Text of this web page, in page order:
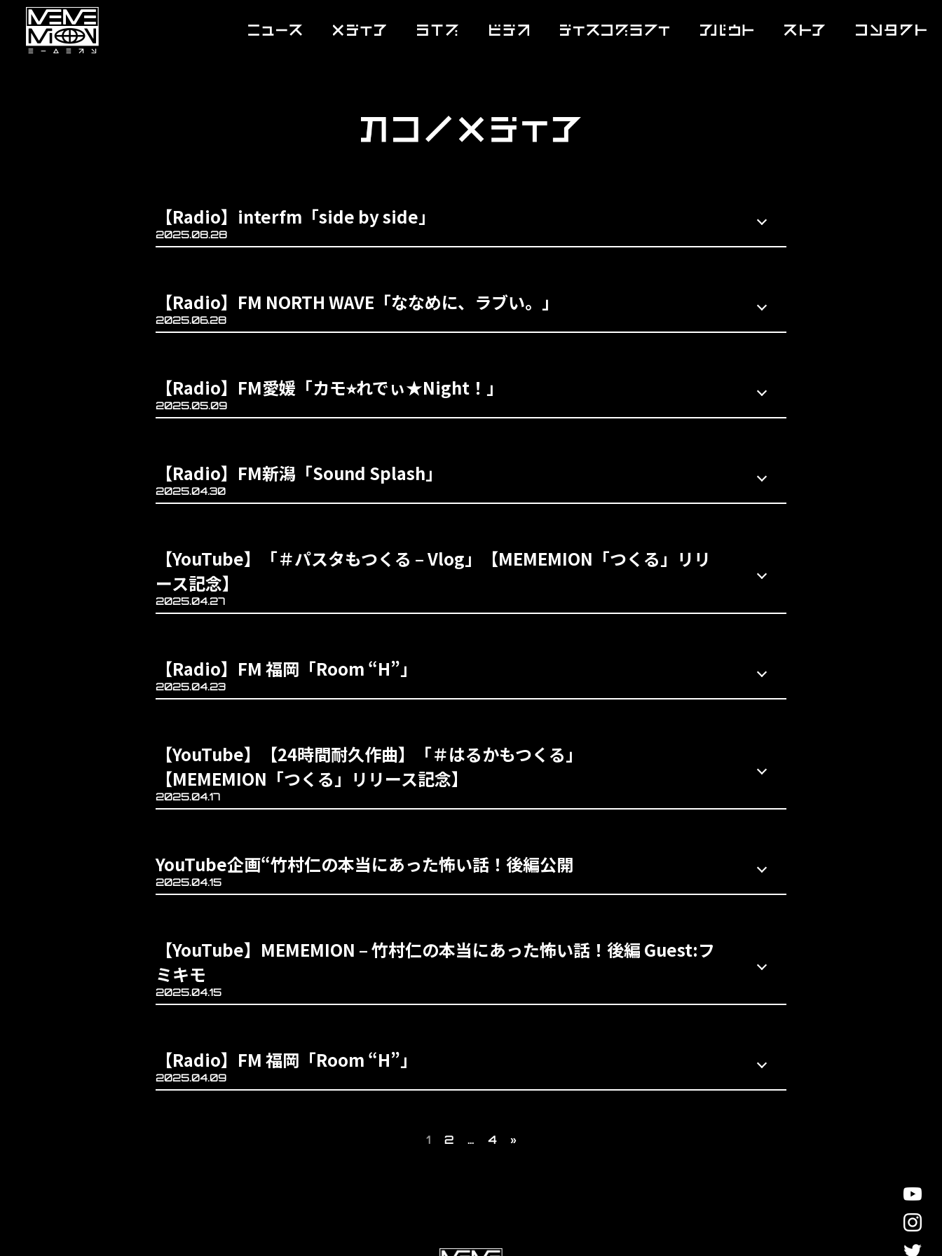
【Radio】interfm「side by side」
2025.08.28
【Radio】FM NORTH WAVE「ななめに、ラブい。」
2025.06.28
【Radio】FM愛媛「カモ⭐︎れでぃ★Night！」
2025.05.09
【Radio】FM新潟「Sound Splash」
2025.04.30
【YouTube】「＃パスタもつくる – Vlog」【MEMEMION「つくる」リリ
ース記念】
2025.04.27
【Radio】FM 福岡「Room “H”」
2025.04.23
【YouTube】【24時間耐久作曲】「＃はるかもつくる」
【MEMEMION「つくる」リリース記念】
2025.04.17
YouTube企画“竹村仁の本当にあった怖い話！後編公開
2025.04.15
【YouTube】MEMEMION – 竹村仁の本当にあった怖い話！後編 Guest:フ
ミキモ
2025.04.15
【Radio】FM 福岡「Room “H”」
2025.04.09
1 2 … 4 »